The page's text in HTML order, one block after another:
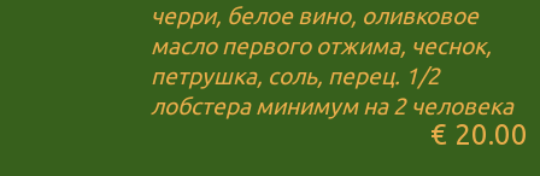
черри, белое вино, оливковое
масло первого отжима, чеснок,
петрушка, соль, перец. 1/2
лобстера минимум на 2 человека
€ 20.00